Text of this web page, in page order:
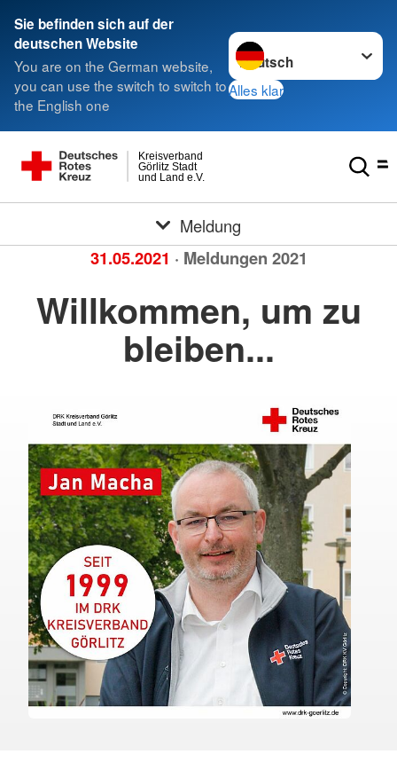
Sie befinden sich auf der
deutschen Website
You are on the German website,
you can use the switch to switch to
the English one
Sprache wechseln zu
Alles klar
und Land e.V.
Görlitz Stadt
Kreisverband
Meldung
31.05.2021 · Meldungen 2021
Willkommen, um zu
bleiben...